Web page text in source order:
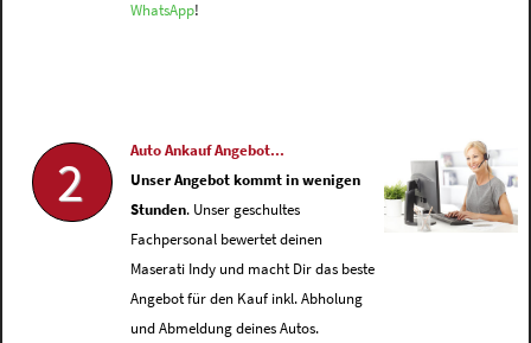
WhatsApp!
2
Auto Ankauf Angebot...
Unser Angebot kommt in wenigen
Stunden. Unser geschultes
Fachpersonal bewertet deinen
Maserati Indy und macht Dir das beste
Angebot für den Kauf inkl. Abholung
und Abmeldung deines Autos.